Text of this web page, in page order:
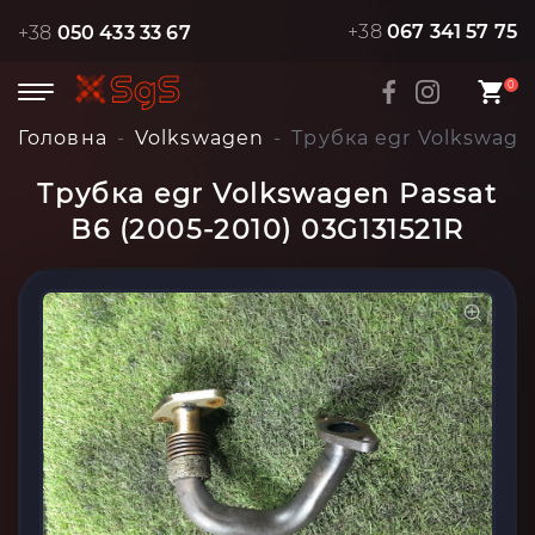
+38 050 433 33 67 +38 067 341 57 75
0
Головна Volkswagen Трубка egr
Трубка egr Volkswagen Passat
B6 (2005-2010) 03G131521R